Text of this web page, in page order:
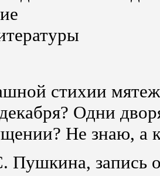
стихии
Одни
Не знаю, а
запись